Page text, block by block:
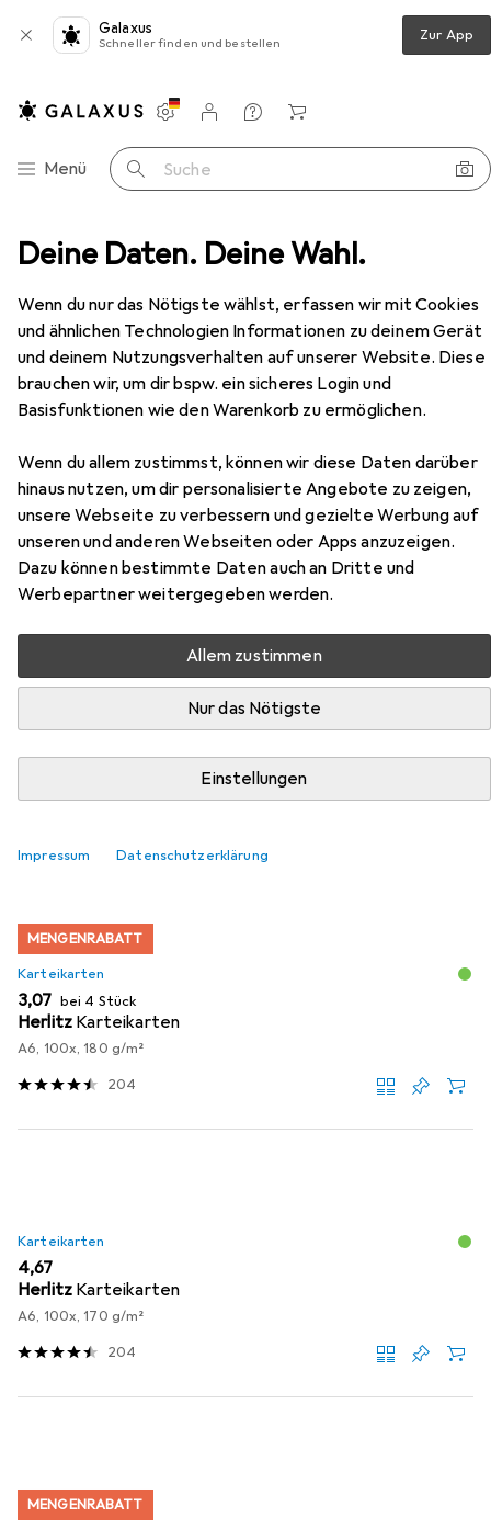
Deine Daten. Deine Wahl.
Wenn du nur das Nötigste wählst, erfassen wir mit Cookies
und ähnlichen Technologien Informationen zu deinem Gerät
und deinem Nutzungsverhalten auf unserer Website. Diese
brauchen wir, um dir bspw. ein sicheres Login und
Basisfunktionen wie den Warenkorb zu ermöglichen.
Wenn du allem zustimmst, können wir diese Daten darüber
hinaus nutzen, um dir personalisierte Angebote zu zeigen,
unsere Webseite zu verbessern und gezielte Werbung auf
unseren und anderen Webseiten oder Apps anzuzeigen.
Dazu können bestimmte Daten auch an Dritte und
Werbepartner weitergegeben werden.
Allem zustimmen
Nur das Nötigste
Einstellungen
Impressum Datenschutzerklärung
Galaxus
Schneller finden und bestellen Zur App
Navigation nach Kategorien
Menü Suche
Einstellungen
Kundenkonto
Vergleichslisten
Merklisten
Warenkorb
in Hängeregistraturgestelle, stapelbar, für ca.
EUR
26,45
HelitKarteitrog A6 quer, lichtgrau,
unbestückt einhängbar in
Hängeregistraturgestelle, stapelbar,
für ca.
A6
Zubehör für Helit Karteitrog A6
quer, lichtgrau, unbestückt
einhängbar in
Hängeregistraturgestelle,
stapelbar, für ca.
Hier findest du passendes Zubehör zum Produkt Helit
Karteitrog A6 quer, lichtgrau, unbestückt einhängbar in
Hängeregistraturgestelle, stapelbar, für ca. aus der
Kategorie Karteikarten.
Relevanz
MENGENRABATT
Karteikarten
EUR
3,07 bei 4 Stück
Herlitz Karteikarten
A6, 100x, 180 g/m²
204
Karteikarten
EUR
4,67
Herlitz Karteikarten
A6, 100x, 170 g/m²
204
MENGENRABATT